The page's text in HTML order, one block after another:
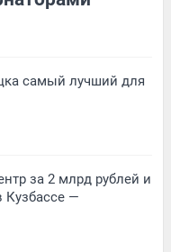
самый лучший для
за 2 млрд рублей и
Кузбассе —